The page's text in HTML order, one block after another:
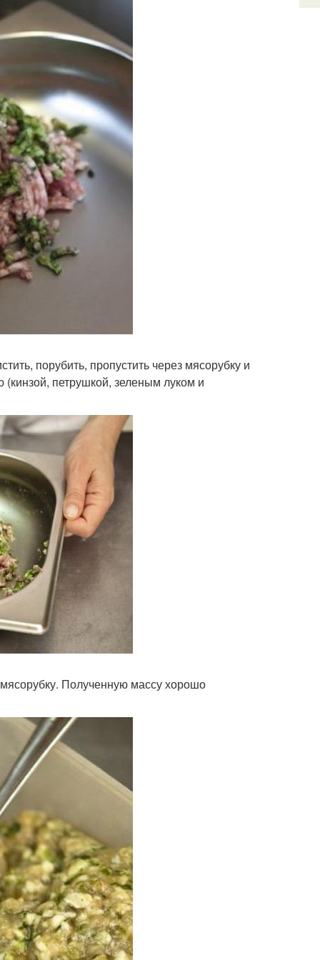
порубить, пропустить через мясорубку и
петрушкой, зеленым луком и
Полученную массу хорошо